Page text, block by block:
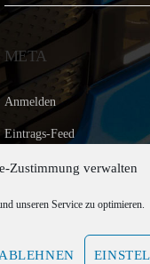
Zustimmung verwalten
unseren Service zu optimieren.
ABLEHNEN
META
Anmelden
Eintrags-Feed
Kommentar-Feed
WordPress.org